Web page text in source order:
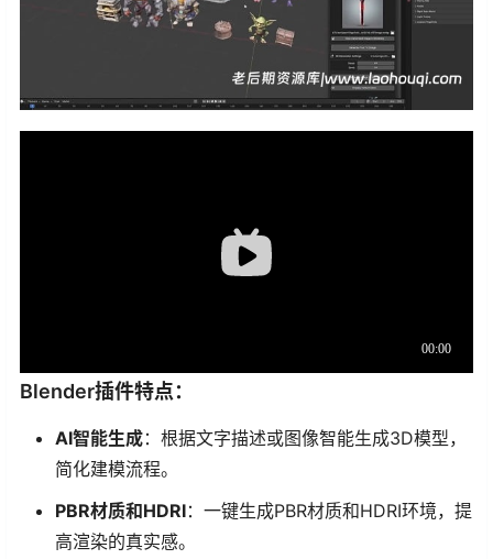
Blender插件特点：
AI智能生成：根据文字描述或图像智能生成3D模型，
简化建模流程。
PBR材质和HDRI：一键生成PBR材质和HDRI环境，提
高渲染的真实感。